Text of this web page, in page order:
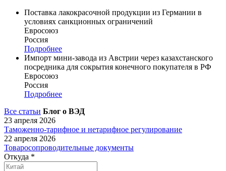
Поставка лакокрасочной продукции из Германии в
условиях санкционных ограничений
Евросоюз
Россия
Подробнее
Импорт мини-завода из Австрии через казахстанского
посредника для сокрытия конечного покупателя в РФ
Евросоюз
Россия
Подробнее
Все статьи Блог о ВЭД
23 апреля 2026
Таможенно-тарифное и нетарифное регулирование
22 апреля 2026
Товаросопроводительные документы
Откуда *